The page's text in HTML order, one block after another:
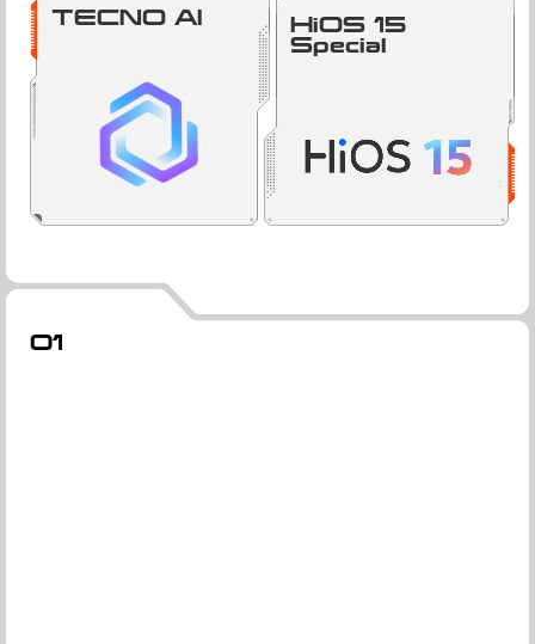
TECNO AI
HiOS 15
Special
01